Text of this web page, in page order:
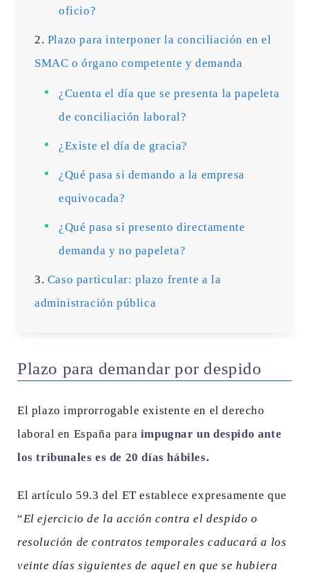
oficio?
Plazo para interponer la conciliación en el
SMAC o órgano competente y demanda
¿Cuenta el día que se presenta la papeleta
de conciliación laboral?
¿Existe el día de gracia?
¿Qué pasa si demando a la empresa
equivocada?
¿Qué pasa si presento directamente
demanda y no papeleta?
Caso particular: plazo frente a la
administración pública
Plazo para demandar por despido
El plazo improrrogable existente en el derecho
laboral en España para impugnar un despido ante
los tribunales es de 20 días hábiles.
El artículo 59.3 del ET establece expresamente que
“El ejercicio de la acción contra el despido o
resolución de contratos temporales caducará a los
veinte días siguientes de aquel en que se hubiera